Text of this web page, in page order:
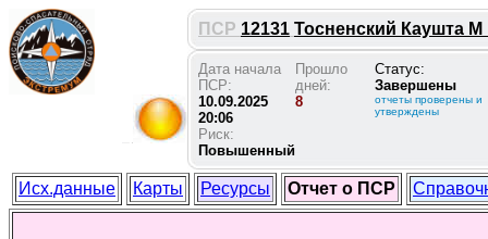
ПСР 12131 Тосненский Каушта М
Дата начала
ПСР:
10.09.2025
20:06
Риск:
Повышенный
Прошло
дней:
8
Статус:
Завершены
отчеты проверены и
утверждены
Исх.данные Карты Ресурсы Отчет о ПСР